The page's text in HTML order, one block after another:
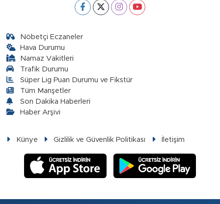
Nöbetçi Eczaneler
Hava Durumu
Namaz Vakitleri
Trafik Durumu
Süper Lig Puan Durumu ve Fikstür
Tüm Manşetler
Son Dakika Haberleri
Haber Arşivi
Künye Gizlilik ve Güvenlik Politikası İletişim